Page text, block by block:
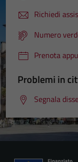
Richiedi
Numero
Prenota
Problemi in
Segnala